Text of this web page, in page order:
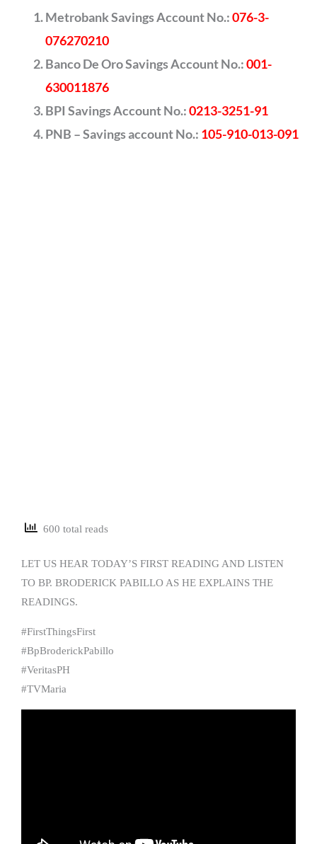
Metrobank Savings Account No.:076-3-
076270210
Banco De Oro Savings Account No.:001-
630011876
BPI Savings Account No.:0213-3251-91
PNB – Savings account No.: 105-910-013-091
600 total reads
LET US HEAR TODAY’S FIRST READING AND LISTEN
TO BP. BRODERICK PABILLO AS HE EXPLAINS THE
READINGS.
#FirstThingsFirst
#BpBroderickPabillo
#VeritasPH
#TVMaria